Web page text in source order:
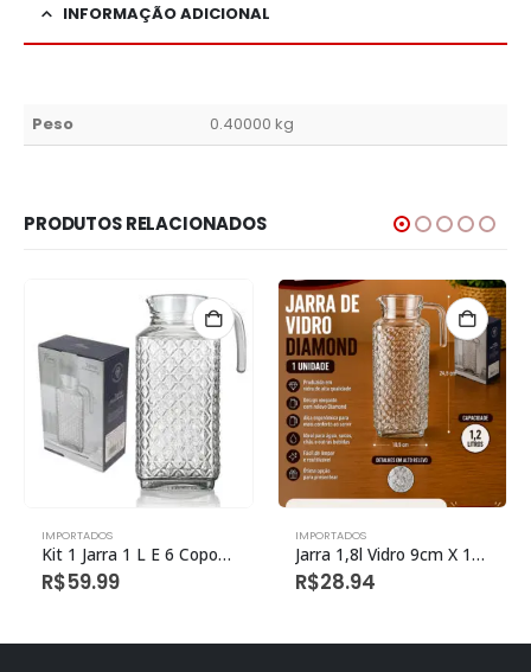
INFORMAÇÃO ADICIONAL
Peso 0.40000 kg
PRODUTOS RELACIONADOS
IMPORTADOS
Kit 1 Jarra 1 L E 6 Copos 230 Ml Vidro
R$59.99
IMPORTADOS
Jarra 1,8l Vidro 9cm X 17cm X 25,5cm
R$28.94